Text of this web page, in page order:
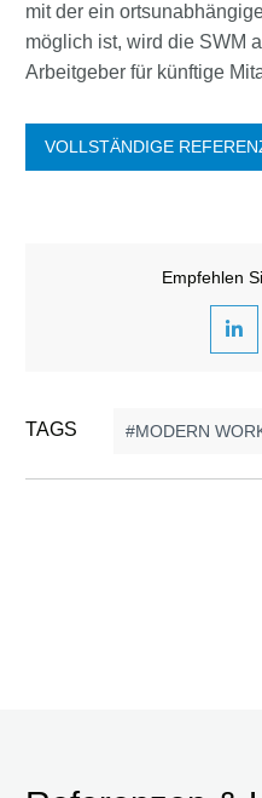
mit der ein
möglich ist, wird die SWM
Arbeitgeber für künftige
VOLLSTÄNDIGE
Empfehlen
TAGS MODERN